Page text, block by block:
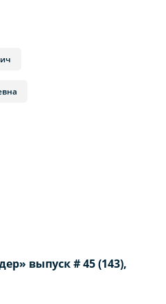
выпуск # 45 (143),